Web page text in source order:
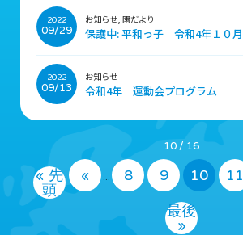
2022
09/29
お知らせ, 園だより
保護中: 平和っ子 令和4年１０月
2022
09/13
お知らせ
令和4年 運動会プログラム
10 / 16
« 先
頭
« ... 8 9 10 11
最後
»